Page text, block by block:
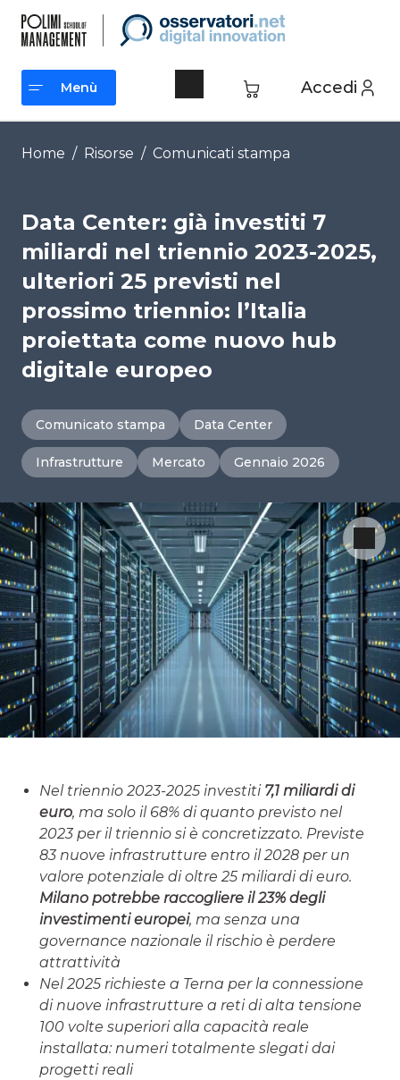
contenuto
Accedi
Menù
Menù
Home / Risorse / Comunicati stampa
Data Center: già investiti 7
miliardi nel triennio 2023-2025,
ulteriori 25 previsti nel
prossimo triennio: l’Italia
proiettata come nuovo hub
digitale europeo
Comunicato stampa Data Center
Infrastrutture Mercato Gennaio 2026
Nel triennio 2023-2025 investiti 7,1 miliardi di
euro, ma solo il 68% di quanto previsto nel
2023 per il triennio si è concretizzato. Previste
83 nuove infrastrutture entro il 2028 per un
valore potenziale di oltre 25 miliardi di euro.
Milano potrebbe raccogliere il 23% degli
investimenti europei, ma senza una
governance nazionale il rischio è perdere
attrattività
Nel 2025 richieste a Terna per la connessione
di nuove infrastrutture a reti di alta tensione
100 volte superiori alla capacità reale
installata: numeri totalmente slegati dai
progetti reali